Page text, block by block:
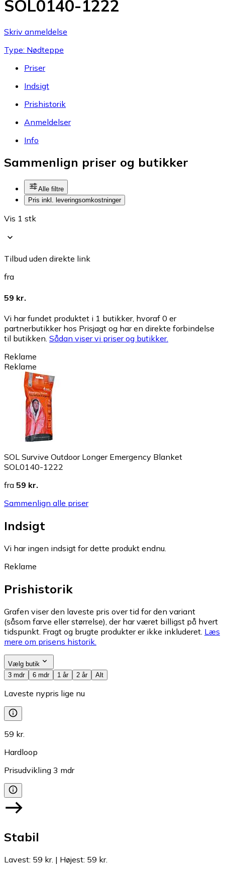
SOL0140-1222
Skriv anmeldelse
Type: Nødteppe
Priser
Indsigt
Prishistorik
Anmeldelser
Info
Sammenlign priser og butikker
Alle filtre
Pris inkl. leveringsomkostninger
Vis 1 stk
Tilbud uden direkte link
fra
59 kr.
Vi har fundet produktet i 1 butikker, hvoraf 0 er
partnerbutikker hos Prisjagt og har en direkte forbindelse
til butikken. Sådan viser vi priser og butikker.
Reklame
Reklame
SOL Survive Outdoor Longer Emergency Blanket
SOL0140-1222
fra 59 kr.
Sammenlign alle priser
Indsigt
Vi har ingen indsigt for dette produkt endnu.
Reklame
Prishistorik
Grafen viser den laveste pris over tid for den variant
(såsom farve eller størrelse), der har været billigst på hvert
tidspunkt. Fragt og brugte produkter er ikke inkluderet. Læs
mere om prisens historik.
Vælg butik
3 mdr
6 mdr 1 år 2 år Alt
Laveste nypris lige nu
59 kr.
Hardloop
Prisudvikling 3 mdr
Stabil
Lavest: 59 kr. | Højest: 59 kr.